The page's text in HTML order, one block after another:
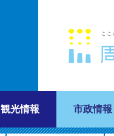
観光情報 市政情報